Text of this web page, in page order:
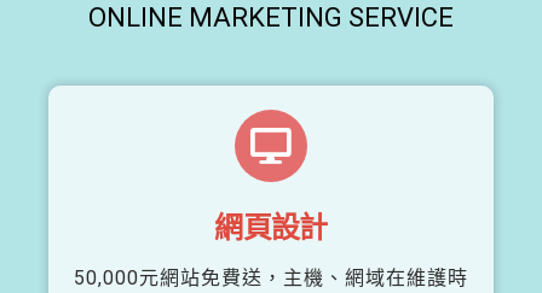
ONLINE MARKETING SERVICE
網頁設計
50,000元網站免費送，主機、網域在維護時